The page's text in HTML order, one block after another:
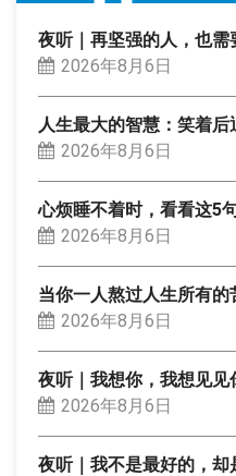
夜听｜再坚强的人，也需
2026年8月6日
人生最大的智慧：笑着后
2026年8月6日
心烦睡不着时，看看这5
2026年8月6日
当你一人熬过人生所有
2026年8月6日
夜听｜我想你，我想见见
2026年8月6日
夜听｜我不是最好的，却